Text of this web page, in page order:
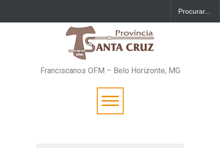
Franciscanos OFM – Belo Horizonte, MG